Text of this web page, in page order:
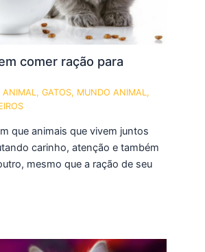
comer ração para
ANIMAL ,GATOS, MUNDO ANIMAL ,
que animais que vivem juntos
carinho, atenção e também
mesmo que a ração de seu